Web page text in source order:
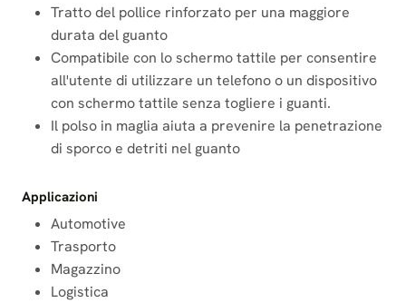
Tratto del pollice rinforzato per una maggiore
durata del guanto
Compatibile con lo schermo tattile per consentire
all'utente di utilizzare un telefono o un dispositivo
con schermo tattile senza togliere i guanti.
Il polso in maglia aiuta a prevenire la penetrazione
di sporco e detriti nel guanto
Applicazioni
Automotive
Trasporto
Magazzino
Logistica